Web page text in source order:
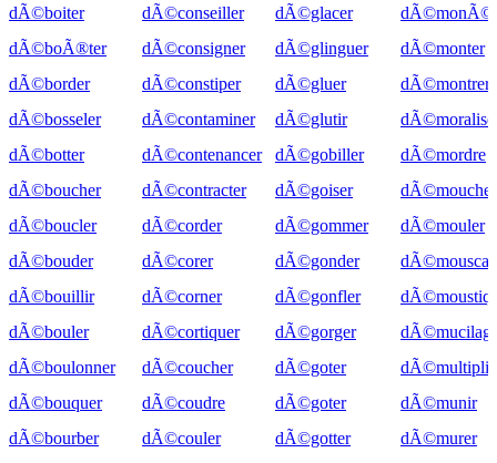
dÃ©boiter
dÃ©boÃ®ter
dÃ©border
dÃ©bosseler
dÃ©botter
dÃ©boucher
dÃ©boucler
dÃ©bouder
dÃ©bouillir
dÃ©bouler
dÃ©boulonner
dÃ©bouquer
dÃ©bourber
dÃ©conseiller
dÃ©consigner
dÃ©constiper
dÃ©contaminer
dÃ©contenancer
dÃ©contracter
dÃ©corder
dÃ©corer
dÃ©corner
dÃ©cortiquer
dÃ©coucher
dÃ©coudre
dÃ©couler
dÃ©glacer
dÃ©glinguer
dÃ©gluer
dÃ©glutir
dÃ©gobiller
dÃ©goiser
dÃ©gommer
dÃ©gonder
dÃ©gonfler
dÃ©gorger
dÃ©goter
dÃ©goter
dÃ©gotter
dÃ©monter
dÃ©montrer
dÃ©mordre
dÃ©mouler
dÃ©munir
dÃ©murer